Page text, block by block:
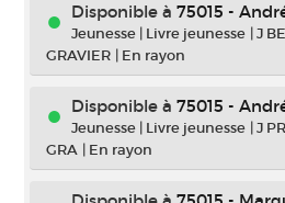
Disponible à 75015 -
Jeunesse | Livre jeunesse |J
GRAVIER | En rayon
Disponible à 75015 -
Jeunesse | Livre jeunesse |J
GRA | En rayon